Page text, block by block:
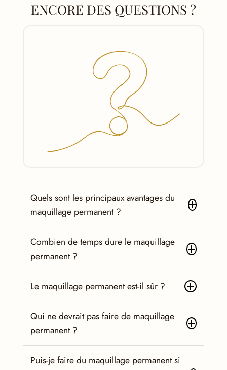
ENCORE DES QUESTIONS ?
Quels sont les principaux avantages du
maquillage permanent ?
Combien de temps dure le maquillage
permanent ?
Le maquillage permanent est-il sûr ?
Qui ne devrait pas faire de maquillage
permanent ?
Puis-je faire du maquillage permanent si